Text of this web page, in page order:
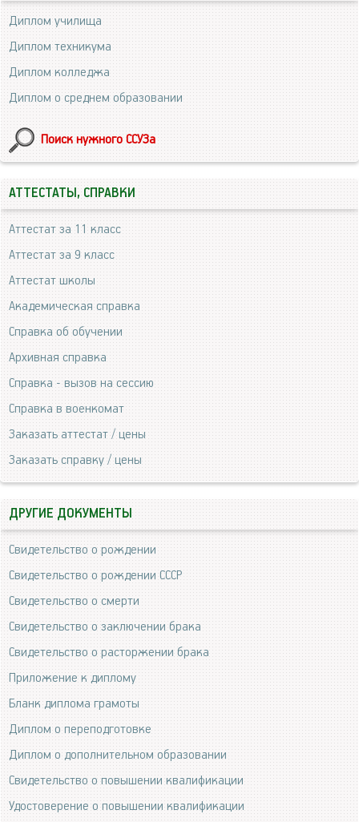
Диплом училища
Диплом техникума
Диплом колледжа
Диплом о среднем образовании
Поиск нужного ССУЗа
АТТЕСТАТЫ, СПРАВКИ
Аттестат за 11 класс
Аттестат за 9 класс
Аттестат школы
Академическая справка
Справка об обучении
Архивная справка
Справка - вызов на сессию
Справка в военкомат
Заказать аттестат / цены
Заказать справку / цены
ДРУГИЕ ДОКУМЕНТЫ
Свидетельство о рождении
Свидетельство о рождении СССР
Свидетельство о смерти
Свидетельство о заключении брака
Свидетельство о расторжении брака
Приложение к диплому
Бланк диплома грамоты
Диплом о переподготовке
Диплом о дополнительном образовании
Свидетельство о повышении квалификации
Удостоверение о повышении квалификации